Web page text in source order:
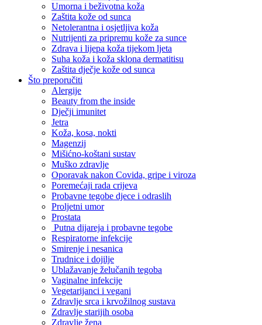
Umorna i beživotna koža
Zaštita kože od sunca
Netolerantna i osjetljiva koža
Nutrijenti za pripremu kože za sunce
Zdrava i lijepa koža tijekom ljeta
Suha koža i koža sklona dermatitisu
Zaštita dječje kože od sunca
Što preporučiti
Alergije
Beauty from the inside
Dječji imunitet
Jetra
Koža, kosa, nokti
Magenzij
Mišićno-koštani sustav
Muško zdravlje
Oporavak nakon Covida, gripe i viroza
Poremećaji rada crijeva
Probavne tegobe djece i odraslih
Proljetni umor
Prostata
Putna dijareja i probavne tegobe
Respiratorne infekcije
Smirenje i nesanica
Trudnice i dojilje
Ublažavanje želučanih tegoba
Vaginalne infekcije
Vegetarijanci i vegani
Zdravlje srca i krvožilnog sustava
Zdravlje starijih osoba
Zdravlje žena